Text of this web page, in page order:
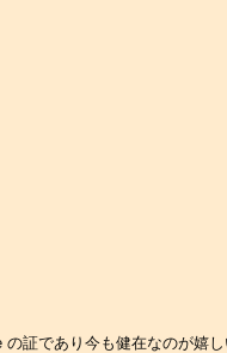
証であり今も健在なのが嬉し